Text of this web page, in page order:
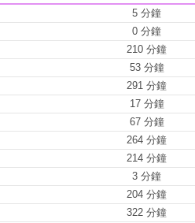
5 分鐘
0 分鐘
210 分鐘
53 分鐘
291 分鐘
17 分鐘
67 分鐘
264 分鐘
214 分鐘
3 分鐘
204 分鐘
322 分鐘